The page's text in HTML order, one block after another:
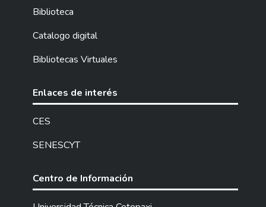
Biblioteca
Catalogo digital
Bibliotecas Virtuales
Enlaces de interés
CES
SENESCYT
Centro de Información